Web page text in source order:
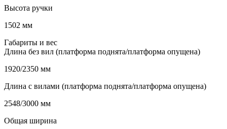
Высота ручки
1502 мм
Габариты и вес
Длина без вил (платформа поднята/платформа опущена)
1920/2350 мм
Длина с вилами (платформа поднята/платформа опущена)
2548/3000 мм
Общая ширина